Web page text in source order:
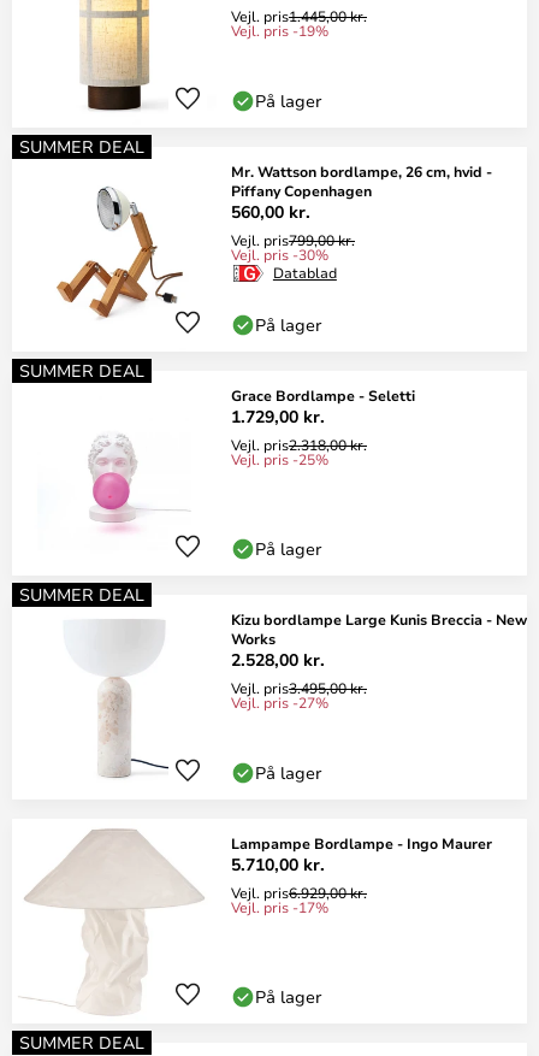
Vejl. pris1.445,00 kr.
Vejl. pris -19%
På lager
SUMMER DEAL
Mr. Wattson bordlampe, 26 cm, hvid -
Piffany Copenhagen
560,00 kr.
Vejl. pris799,00 kr.
Vejl. pris -30%
Datablad
På lager
SUMMER DEAL
Grace Bordlampe - Seletti
1.729,00 kr.
Vejl. pris2.318,00 kr.
Vejl. pris -25%
På lager
SUMMER DEAL
Kizu bordlampe Large Kunis Breccia - New
Works
2.528,00 kr.
Vejl. pris3.495,00 kr.
Vejl. pris -27%
På lager
Lampampe Bordlampe - Ingo Maurer
5.710,00 kr.
Vejl. pris6.929,00 kr.
Vejl. pris -17%
På lager
SUMMER DEAL